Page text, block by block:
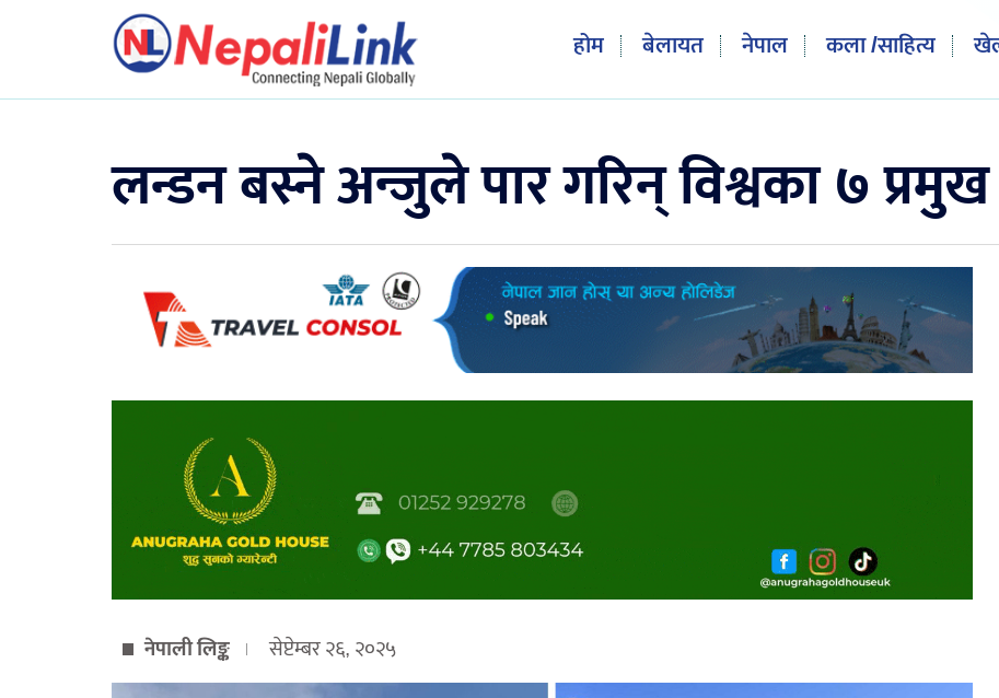
होम बेलायत नेपाल कला /साहित्य
लन्डन बस्ने अन्जुले पार गरिन् विश्वका ७ प्रमुख
नेपाली लिङ्क सेप्टेम्बर २६, २०२५